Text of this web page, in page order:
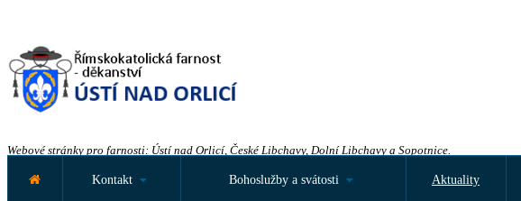
Webové stránky pro farnosti: Ústí nad Orlicí, České Libchavy, Dolní Libchavy a Sopotnice.
Kontakt Bohoslužby a svátosti Aktuality